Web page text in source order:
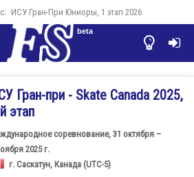
ИСУ Гран-При Юниоры, 1 этап 2026


beta
Гран-при - Skate Canada 2025,
этап
соревнование, 31 октября –
2025 г.
г. Саскатун, Канада (UTC-5)